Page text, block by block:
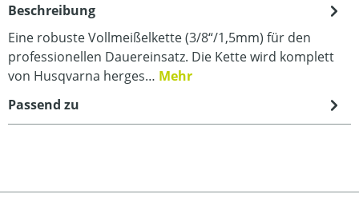
Beschreibung
Eine robuste Vollmeißelkette (3/8“/1,5mm) für den
professionellen Dauereinsatz. Die Kette wird komplett
von Husqvarna herges… Mehr
Passend zu